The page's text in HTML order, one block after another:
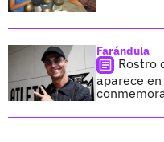
Farándula
Rostro
aparece